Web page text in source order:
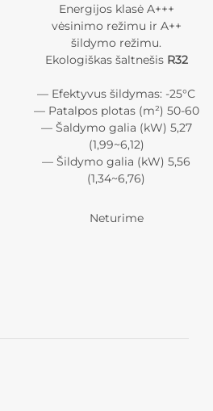
Energijos klasė A+++
vėsinimo režimu ir A++
šildymo režimu.
Ekologiškas šaltnešis R32
— Efektyvus šildymas: -25°С
— Patalpos plotas (m²) 50-60
— Šaldymo galia (kW) 5,27
(1,99~6,12)
— Šildymo galia (kW) 5,56
(1,34~6,76)
Neturime